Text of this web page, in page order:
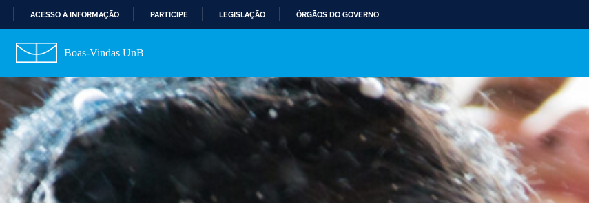
R
P
R
A
C
E
Ú
ACESSO À INFORMAÇÃO PARTICIPE LEGISLAÇÃO ÓRGÃOS DO GOVERNO
Boas-Vindas UnB